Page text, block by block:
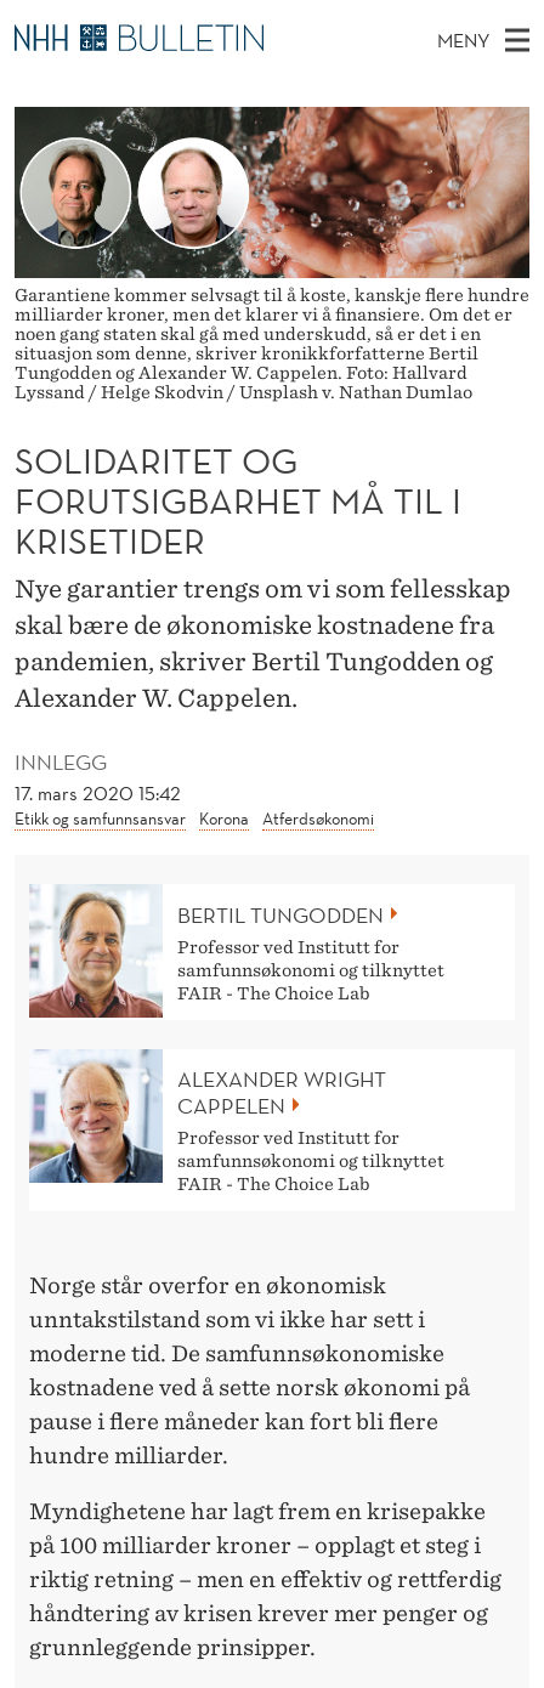
S
O
L
D
A
R
T
T
O
G
F
O
R
T
S
MENY
O
E
D
E
N
Y
Ø
E
T
T
T
D
E
T
Stipendiater og nye forskerprofiler
Disputaser
Ekspertutvalg
Om Bulletin
Garantiene kommer selvsagt til å koste, kanskje flere hundre
milliarder kroner, men det klarer vi å finansiere. Om det er
noen gang staten skal gå med underskudd, så er det i en
situasjon som denne, skriver kronikkforfatterne Bertil
Tungodden og Alexander W. Cappelen. Foto: Hallvard
Lyssand / Helge Skodvin / Unsplash v. Nathan Dumlao
INNLEGG
17. mars 2020 15:42
Etikk og samfunnsansvar Korona Atferdsøkonomi
SOLIDARITET OG
FORUTSIGBARHET MÅ TIL I
KRISETIDER
Nye garantier trengs om vi som fellesskap
skal bære de økonomiske kostnadene fra
pandemien, skriver Bertil Tungodden og
Alexander W. Cappelen.
BERTIL TUNGODDEN
Professor ved Institutt for
samfunnsøkonomi og tilknyttet
FAIR - The Choice Lab
ALEXANDER WRIGHT
CAPPELEN
Professor ved Institutt for
samfunnsøkonomi og tilknyttet
FAIR - The Choice Lab
Norge står overfor en økonomisk
unntakstilstand som vi ikke har sett i
moderne tid. De samfunnsøkonomiske
kostnadene ved å sette norsk økonomi på
pause i flere måneder kan fort bli flere
hundre milliarder.
Myndighetene har lagt frem en krisepakke
på 100 milliarder kroner – opplagt et steg i
riktig retning – men en effektiv og rettferdig
håndtering av krisen krever mer penger og
grunnleggende prinsipper.